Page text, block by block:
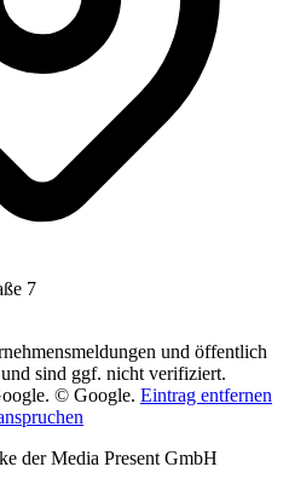
7
und öffentlich
sind ggf. nicht verifiziert.
© Google. Eintrag entfernen
der Media Present GmbH